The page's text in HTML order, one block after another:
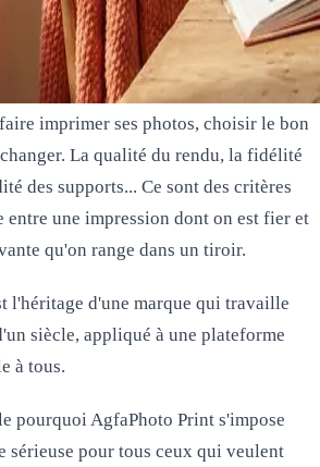
imprimer ses photos, choisir le bon
La qualité du rendu, la fidélité
des supports... Ce sont des critères
une impression dont on est fier et
qu'on range dans un tiroir.
l'héritage d'une marque qui travaille
siècle, appliqué à une plateforme
à tous.
pourquoi AgfaPhoto Print s'impose
sérieuse pour tous ceux qui veulent